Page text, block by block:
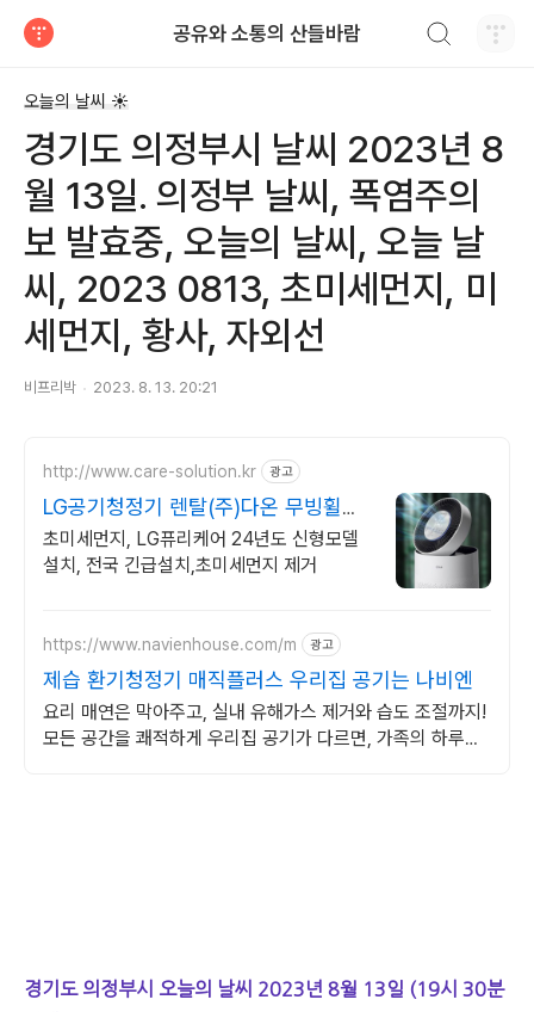
공유와 소통의 산들바람
오늘의 날씨 ☀
경기도 의정부시 날씨 2023년 8
월 13일. 의정부 날씨, 폭염주의
보 발효중, 오늘의 날씨, 오늘 날
씨, 2023 0813, 초미세먼지, 미
세먼지, 황사, 자외선
비프리박 2023. 8. 13. 20:21
http://www.care-solution.kr 광고
LG공기청정기 렌탈(주)다온 무빙휠증
정+추가할인+긴급설치
초미세먼지, LG퓨리케어 24년도 신형모델
설치, 전국 긴급설치,초미세먼지 제거
https://www.navienhouse.com/m 광고
제습 환기청정기 매직플러스 우리집 공기는 나비엔
요리 매연은 막아주고, 실내 유해가스 제거와 습도 조절까지!
모든 공간을 쾌적하게 우리집 공기가 다르면, 가족의 하루도
경기도 의정부시 오늘의 날씨 2023년 8월 13일 (19시 30분